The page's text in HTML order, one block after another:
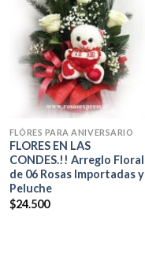
FLÓRES PARA ANIVERSARIO
FLORES EN LAS
CONDES.!! Arreglo Floral
de 06 Rosas Importadas y
Peluche
$24.500